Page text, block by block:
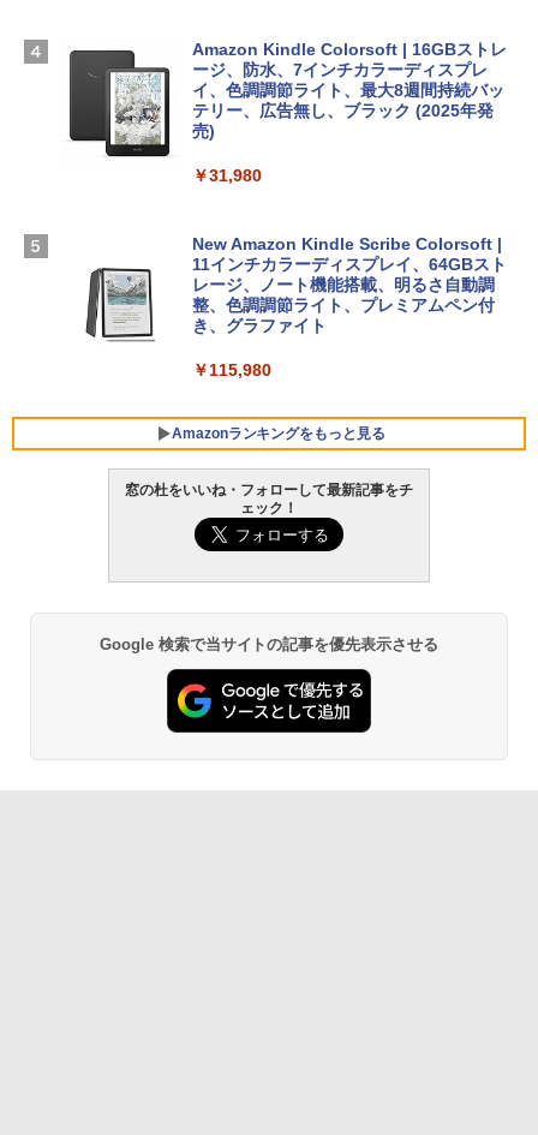
￥261,414
【Amazon.co.jp限定】 HP ノートパソコ
ン 15-fd 15.6インチ 16GBメモリ 512GB
FMV ノートパソコン WE1-K3 (MS 365 P
ersonal/Copilotキー搭載/Win 11/15.6型/
Core i5/16GB/SSD 512GB/ホワイト) FM
VWK3E15W_AZ
￥139,880
ラインコード版
￥3,200
ト): Java & Bedrock Edition | オンライ
￥3,600
￥1,292
FM TOWNS ハイパー・カタログ: 本体ハ
ェクトリストと最新エミュレータ紹介
Amazon Kindle Colorsoft | 16GBストレ
ージ、防水、7インチカラーディスプレ
イ、色調調節ライト、最大8週間持続バッ
テリー、広告無し、ブラック (2025年発
売)
￥31,980
New Amazon Kindle Scribe Colorsoft |
11インチカラーディスプレイ、64GBスト
レージ、ノート機能搭載、明るさ自動調
整、色調調節ライト、プレミアムペン付
き、グラファイト
￥115,980
Amazonランキングをもっと見る
窓の杜をいいね・フォローして最新記事をチ
ェック！
Google 検索で当サイトの記事を優先表示させる